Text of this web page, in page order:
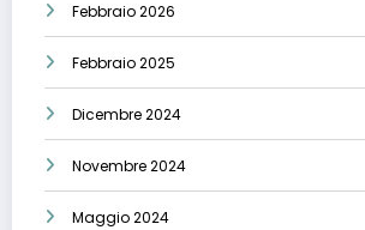
Febbraio 2026
Febbraio 2025
Dicembre 2024
Novembre 2024
Maggio 2024